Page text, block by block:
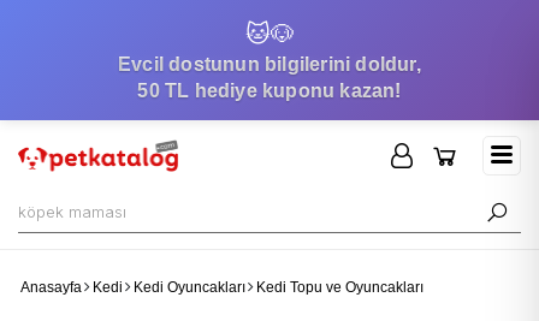
🐱🐶
Evcil dostunun bilgilerini doldur,
50 TL hediye kuponu kazan!
Anasayfa Kedi Kedi Oyuncakları Kedi Topu ve Oyuncakları